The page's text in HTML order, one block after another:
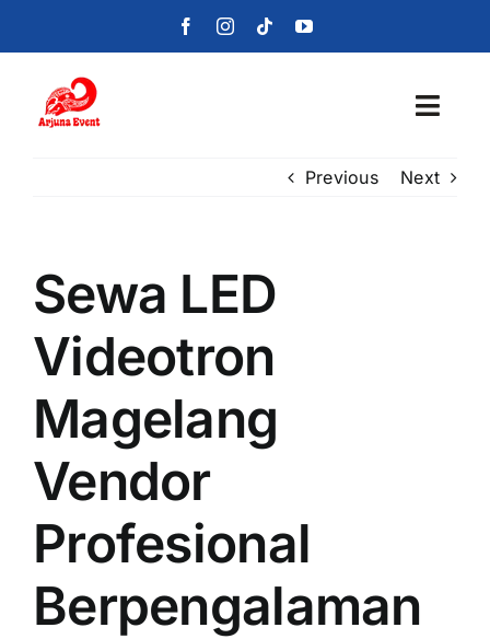
Beranda
Hubungi Kami
Previous Next
Sewa LED
Videotron
Magelang
Vendor
Profesional
Berpengalaman